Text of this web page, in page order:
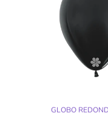
GLOBO